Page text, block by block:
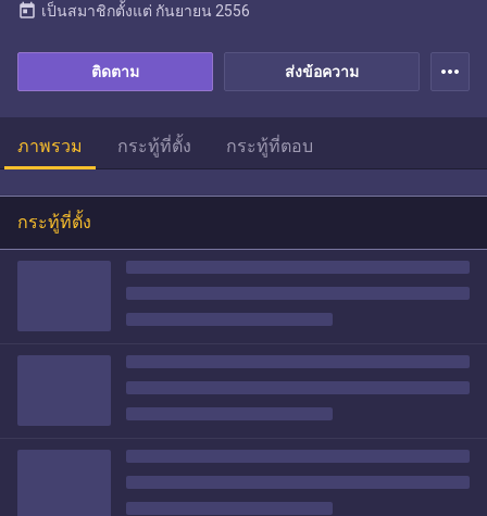
ส่งข้อความ
ติดตาม
today เป็นสมาชิกตั้งแต่ กันยายน 2556
more_horiz
ภาพรวม กระทู้ที่ตั้ง กระทู้ที่ตอบ
กระทู้ที่ตั้ง